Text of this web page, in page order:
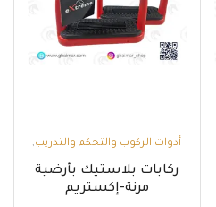
أدوات الركوب والتحكم والتدريب,
السروج وملحقاتها
ركابات بلاستيك بأرضية
مرنة-إكستريم